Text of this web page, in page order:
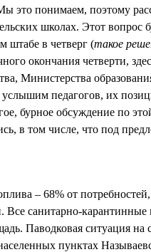
это понимаем, поэтому
школах. Этот вопрос
штабе в четверг (такое
окончания четверти,
Министерства
педагогов, их
бурное обсуждение по
в том числе, что под
– 68% от
Все санитарно-
Паводковая ситуация на
пунктах